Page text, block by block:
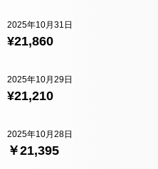
¥21,860
2025年10月31日
¥21,210
2025年10月29日
￥21,395
2025年10月28日